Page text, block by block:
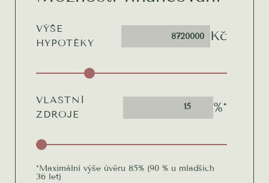
VÝŠE
HYPOTÉKY
Kč
VLASTNÍ
ZDROJE
15 %*
*Maximální výše úvěru 85% (90 % u mladších
36 let)